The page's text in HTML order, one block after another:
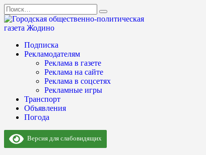
Перейти
к
содержанию
Search
for:
Подписка
Рекламодателям
Реклама в газете
Реклама на сайте
Реклама в соцсетях
Рекламные игры
Транспорт
Объявления
Погода
Версия для слабовидящих